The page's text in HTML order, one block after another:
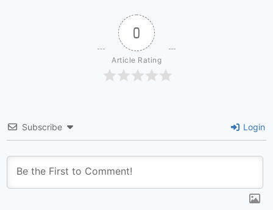
0
Article Rating
Subscribe Login